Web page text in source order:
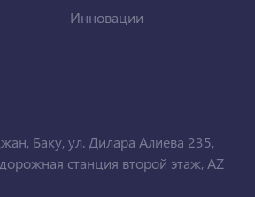
Инновации
Баку, ул. Дилара Алиева 235,
станция второй этаж, AZ